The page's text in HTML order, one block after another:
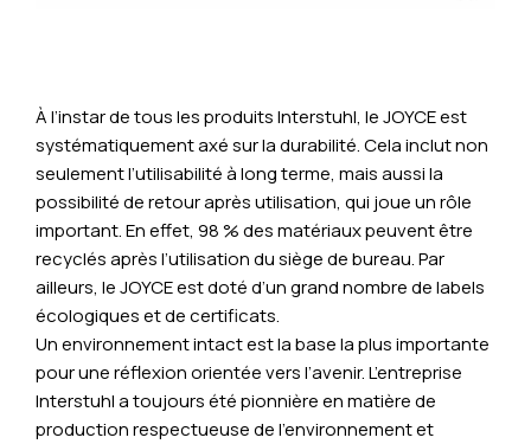
À l’instar de tous les produits Interstuhl, le JOYCE est
systématiquement axé sur la durabilité. Cela inclut non
seulement l’utilisabilité à long terme, mais aussi la
possibilité de retour après utilisation, qui joue un rôle
important. En effet, 98 % des matériaux peuvent être
recyclés après l’utilisation du siège de bureau. Par
ailleurs, le JOYCE est doté d’un grand nombre de labels
écologiques et de certificats.
Un environnement intact est la base la plus importante
pour une réflexion orientée vers l’avenir. L’entreprise
Interstuhl a toujours été pionnière en matière de
production respectueuse de l’environnement et